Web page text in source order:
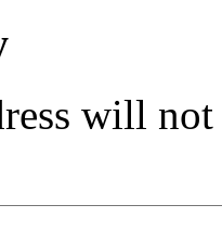
will